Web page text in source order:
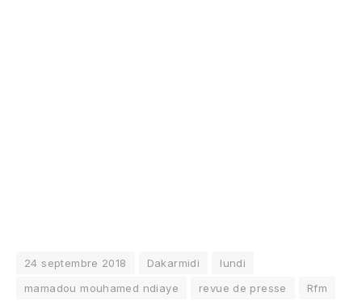
24 septembre 2018 Dakarmidi
lundi
mamadou mouhamed ndiaye
revue de presse Rfm